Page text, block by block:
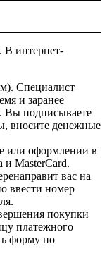
В интернет-
Специалист
и заранее
Вы подписываете
вносите денежные
или оформлении в
и MasterCard.
вас на
ввести номер
покупки
платежного
форму по